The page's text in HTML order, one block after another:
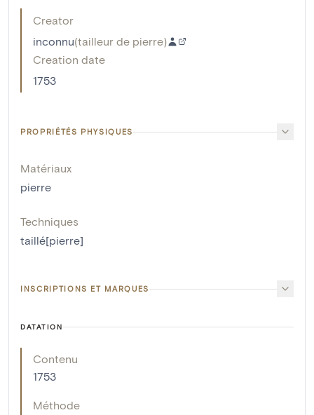
Creator
inconnu(tailleur de pierre)
Creation date
1753
PROPRIÉTÉS PHYSIQUES
Matériaux
pierre
Techniques
taillé[pierre]
INSCRIPTIONS ET MARQUES
DATATION
Contenu
1753
Méthode